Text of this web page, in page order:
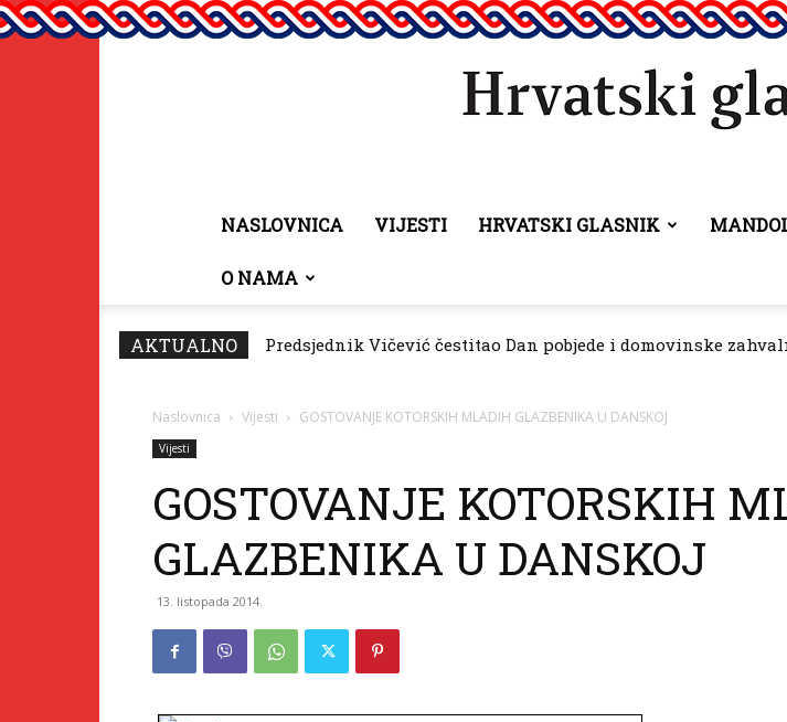
NASLOVNICA VIJESTI HRVATSKI GLASNIK
O NAMA
AKTUALNO Predsjednik Vičević čestitao Dan pobjede i domovinske
Fonda za zaštitu i ostvarivanje manjinskih prava donio
Naslovnica Vijesti GOSTOVANJE KOTORSKIH MLADIH GLAZBENIKA U DANSKOJ
Vijesti
GOSTOVANJE KOTORSKIH
GLAZBENIKA U DANSKOJ
13. listopada 2014.